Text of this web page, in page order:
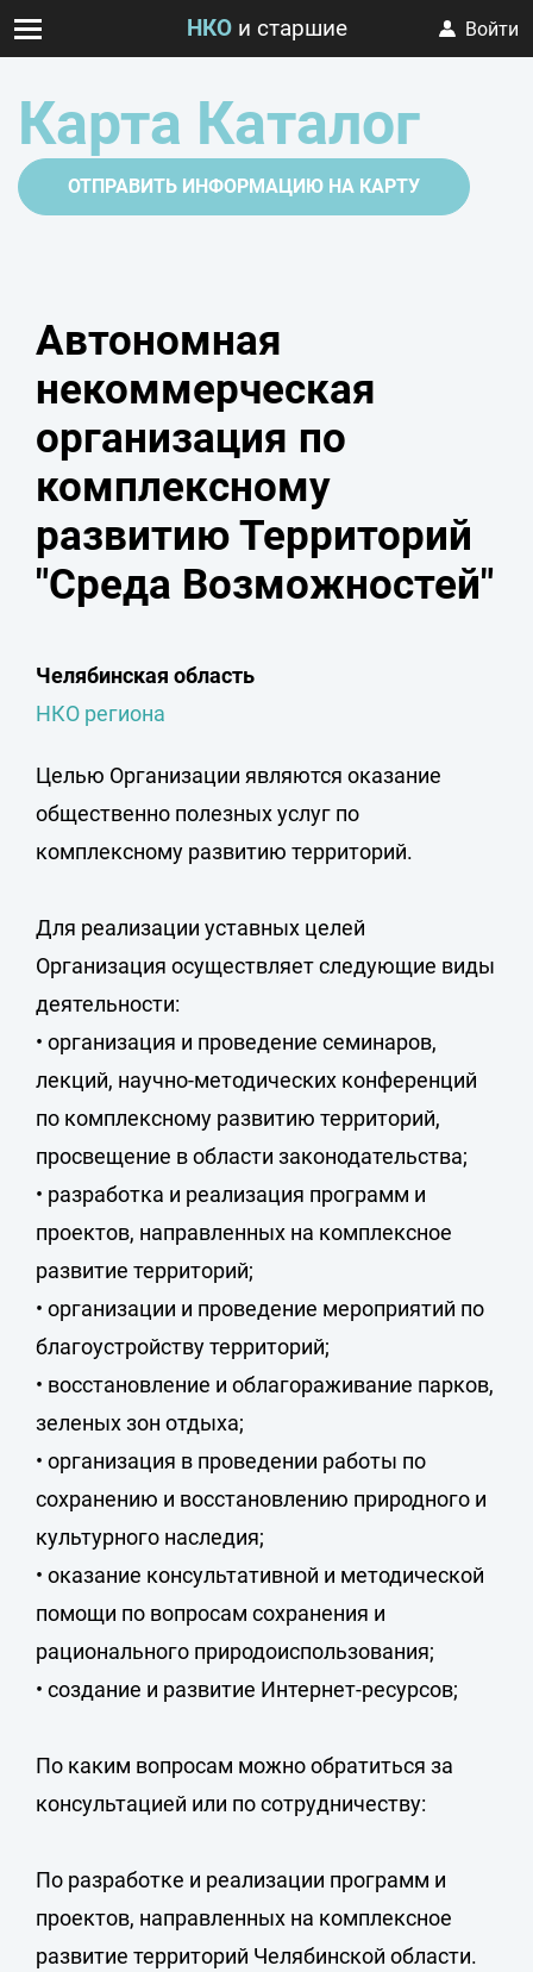
НКОи старшие Войти
Карта Каталог
ОТПРАВИТЬ ИНФОРМАЦИЮ НА КАРТУ
Автономная
некоммерческая
организация по
комплексному
развитию Территорий
"Среда Возможностей"
Челябинская область
НКО региона
Целью Организации являются оказание
общественно полезных услуг по
комплексному развитию территорий.
Для реализации уставных целей
Организация осуществляет следующие виды
деятельности:
• организация и проведение семинаров,
лекций, научно-методических конференций
по комплексному развитию территорий,
просвещение в области законодательства;
• разработка и реализация программ и
проектов, направленных на комплексное
развитие территорий;
• организации и проведение мероприятий по
благоустройству территорий;
• восстановление и облагораживание парков,
зеленых зон отдыха;
• организация в проведении работы по
сохранению и восстановлению природного и
культурного наследия;
• оказание консультативной и методической
помощи по вопросам сохранения и
рационального природоиспользования;
• создание и развитие Интернет-ресурсов;
По каким вопросам можно обратиться за
консультацией или по сотрудничеству:
По разработке и реализации программ и
проектов, направленных на комплексное
развитие территорий Челябинской области.